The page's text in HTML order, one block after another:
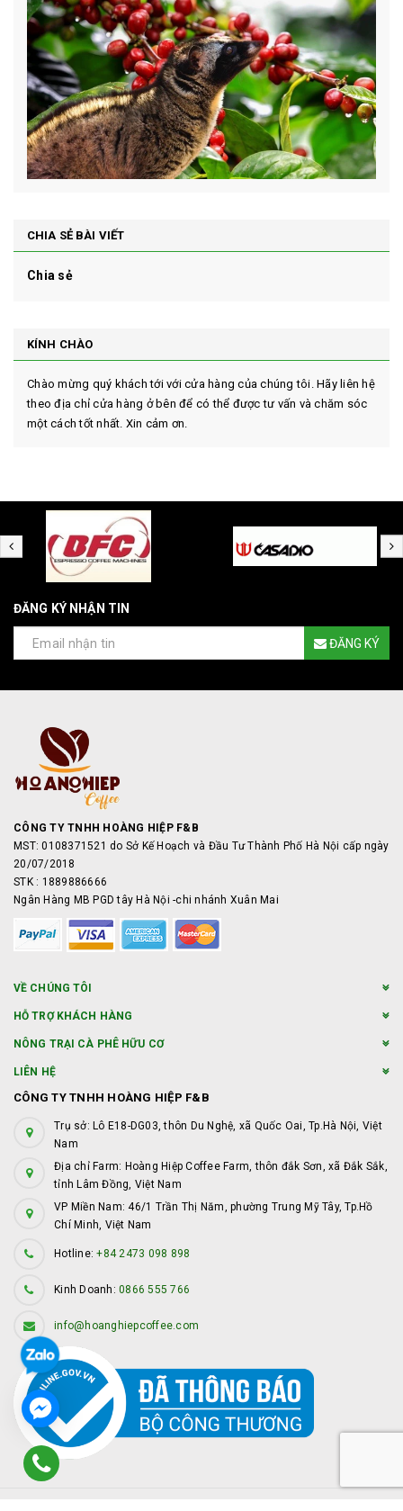
CHIA SẺ BÀI VIẾT
Chia sẻ
KÍNH CHÀO
Chào mừng quý khách tới với cửa hàng của chúng tôi. Hãy liên hệ
theo địa chỉ cửa hàng ở bên để có thể được tư vấn và chăm sóc
một cách tốt nhất. Xin cảm ơn.
ĐĂNG KÝ NHẬN TIN
ĐĂNG KÝ
CÔNG TY TNHH HOÀNG HIỆP F&B
MST: 0108371521 do Sở Kế Hoạch và Đầu Tư Thành Phố Hà Nội cấp ngày
20/07/2018
STK : 1889886666
Ngân Hàng MB PGD tây Hà Nội -chi nhánh Xuân Mai
VỀ CHÚNG TÔI
HỖ TRỢ KHÁCH HÀNG
NÔNG TRẠI CÀ PHÊ HỮU CƠ
LIÊN HỆ
CÔNG TY TNHH HOÀNG HIỆP F&B
Trụ sở: Lô E18-DG03, thôn Du Nghệ, xã Quốc Oai, Tp.Hà Nội, Việt
Nam
Địa chỉ Farm: Hoàng Hiệp Coffee Farm, thôn đắk Sơn, xã Đắk Sắk,
tỉnh Lâm Đồng, Việt Nam
VP Miền Nam: 46/1 Trần Thị Năm, phường Trung Mỹ Tây, Tp.Hồ
Chí Minh, Việt Nam
Hotline:+84 2473 098 898
Kinh Doanh: 0866 555 766
info@hoanghiepcoffee.com